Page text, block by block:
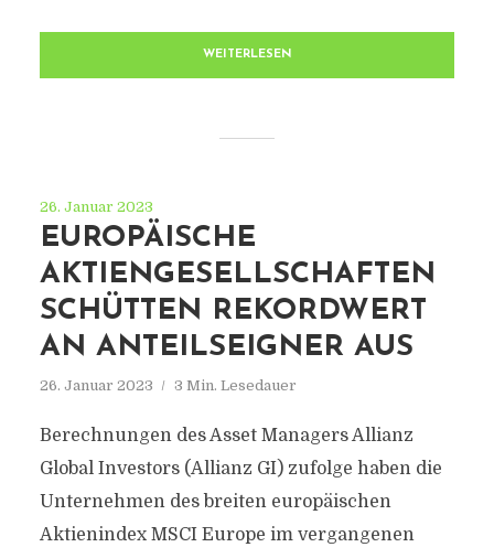
WEITERLESEN
26. Januar 2023
EUROPÄISCHE
AKTIENGESELLSCHAFTEN
SCHÜTTEN REKORDWERT
AN ANTEILSEIGNER AUS
26. Januar 2023 3 Min. Lesedauer
Berechnungen des Asset Managers Allianz
Global Investors (Allianz GI) zufolge haben die
Unternehmen des breiten europäischen
Aktienindex MSCI Europe im vergangenen